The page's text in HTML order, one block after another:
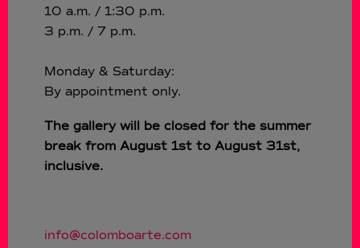
10 a.m. / 1:30 p.m.
3 p.m. / 7 p.m.
Monday & Saturday:
By appointment only.
The gallery will be closed for the summer
break from August 1st to August 31st,
inclusive.
info@colomboarte.com